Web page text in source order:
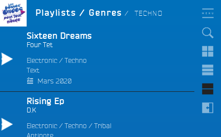
Aller
au
contenu
POUR TOUT LE MONDE !
Playlists / Genres GENRE :
TECHNO
Sixteen Dreams
Four Tet
Electronic / Techno
Text
Mars 2020
Rising Ep
D.K
Electronic / Techno / Tribal